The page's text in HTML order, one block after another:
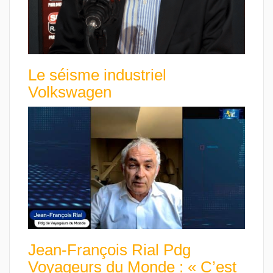
Le séisme industriel
Volkswagen
Jean-François Rial Pdg
Voyageurs du Monde : « C’est